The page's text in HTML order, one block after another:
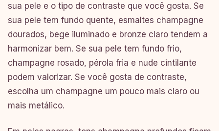
sua pele e o tipo de contraste que você gosta. Se
sua pele tem fundo quente, esmaltes champagne
dourados, bege iluminado e bronze claro tendem a
harmonizar bem. Se sua pele tem fundo frio,
champagne rosado, pérola fria e nude cintilante
podem valorizar. Se você gosta de contraste,
escolha um champagne um pouco mais claro ou
mais metálico.